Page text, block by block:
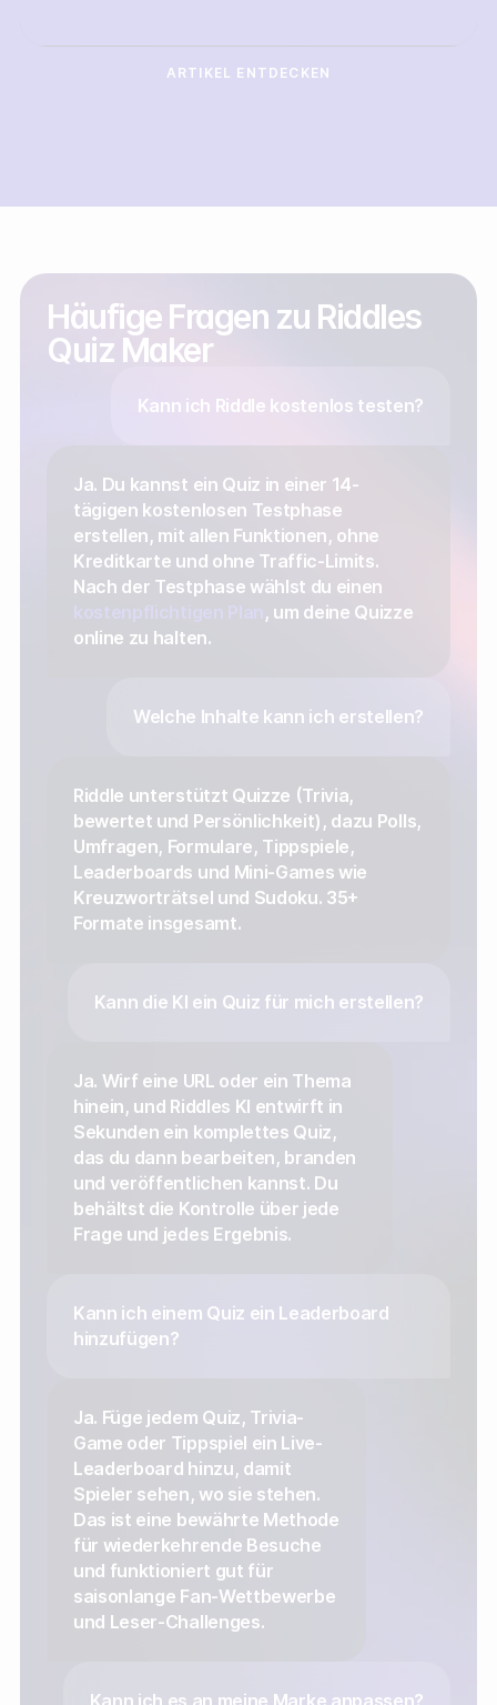
ARTIKEL ENTDECKEN
Häufige Fragen zu Riddles
Quiz Maker
Kann ich Riddle kostenlos testen?
Ja. Du kannst ein Quiz in einer 14-
tägigen kostenlosen Testphase
erstellen, mit allen Funktionen, ohne
Kreditkarte und ohne Traffic-Limits.
Nach der Testphase wählst du einen
kostenpflichtigen Plan, um deine Quizze
online zu halten.
Welche Inhalte kann ich erstellen?
Riddle unterstützt Quizze (Trivia,
bewertet und Persönlichkeit), dazu Polls,
Umfragen, Formulare, Tippspiele,
Leaderboards und Mini-Games wie
Kreuzworträtsel und Sudoku. 35+
Formate insgesamt.
Kann die KI ein Quiz für mich erstellen?
Ja. Wirf eine URL oder ein Thema
hinein, und Riddles KI entwirft in
Sekunden ein komplettes Quiz,
das du dann bearbeiten, branden
und veröffentlichen kannst. Du
behältst die Kontrolle über jede
Frage und jedes Ergebnis.
Kann ich einem Quiz ein Leaderboard
hinzufügen?
Ja. Füge jedem Quiz, Trivia-
Game oder Tippspiel ein Live-
Leaderboard hinzu, damit
Spieler sehen, wo sie stehen.
Das ist eine bewährte Methode
für wiederkehrende Besuche
und funktioniert gut für
saisonlange Fan-Wettbewerbe
und Leser-Challenges.
Kann ich es an meine Marke anpassen?